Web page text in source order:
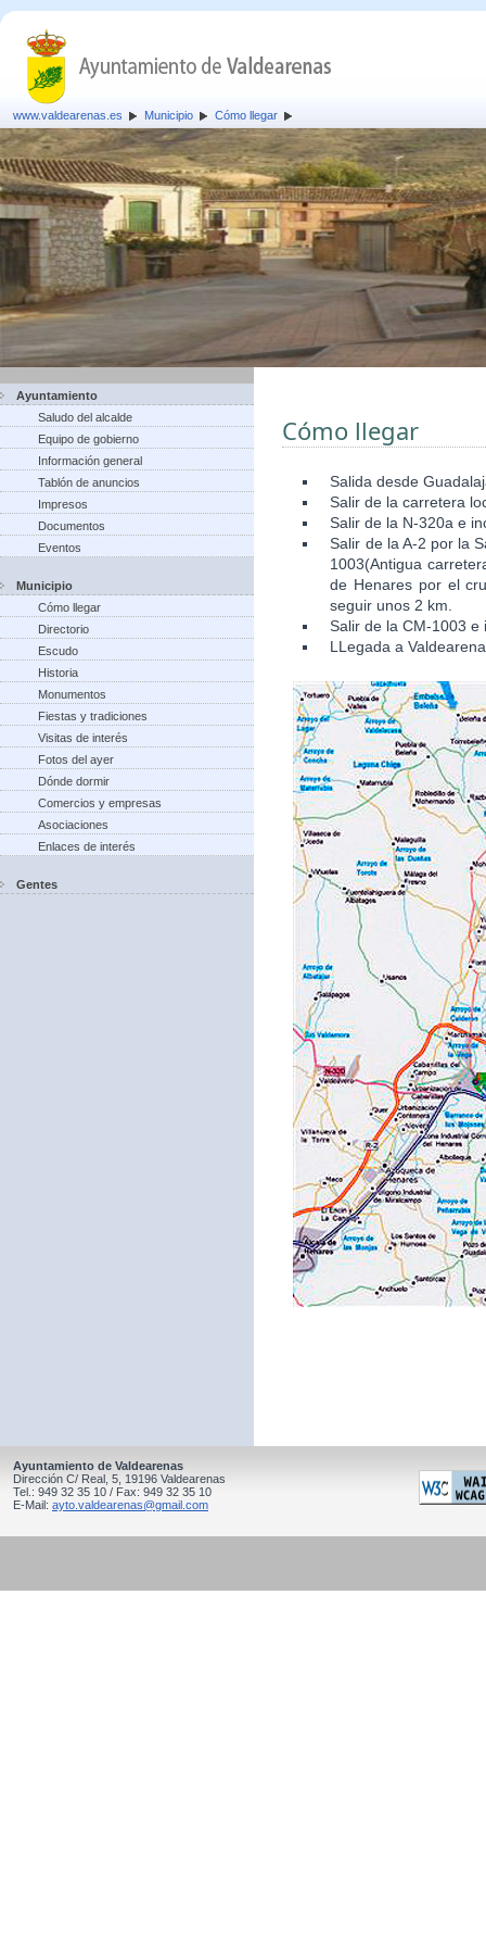
www.valdearenas.es Municipio Cómo llegar
Ayuntamiento
Saludo del alcalde
Equipo de gobierno
Información general
Tablón de anuncios
Impresos
Documentos
Eventos
Municipio
Cómo llegar
Directorio
Escudo
Historia
Monumentos
Fiestas y tradiciones
Visitas de interés
Fotos del ayer
Dónde dormir
Comercios y empresas
Asociaciones
Enlaces de interés
Gentes
Cómo llegar
Salida desde
Salir de la carretera
Salir de la N-320a e
Salir de la A-2 por la
1003(Antigua
de Henares por el
seguir unos 2 km.
Salir de la CM-1003
LLegada a
Ayuntamiento de Valdearenas
Dirección C/ Real, 5, 19196 Valdearenas
Tel.: 949 32 35 10 / Fax: 949 32 35 10
E-Mail: ayto.valdearenas@gmail.com